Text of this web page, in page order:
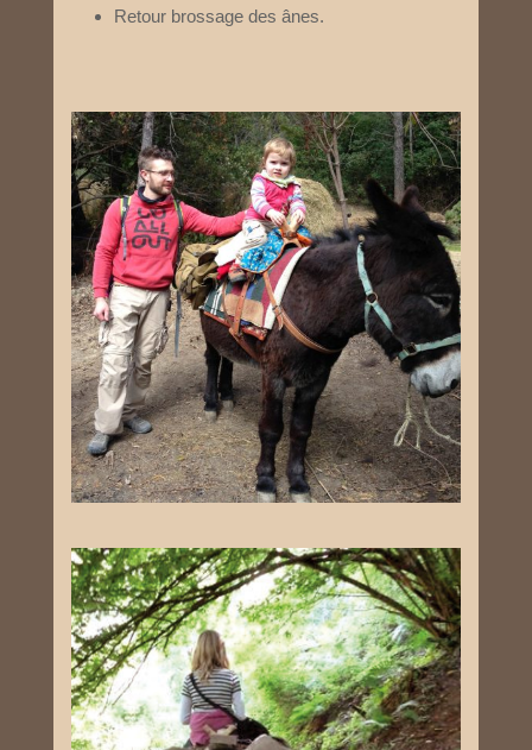
Retour brossage des ânes.